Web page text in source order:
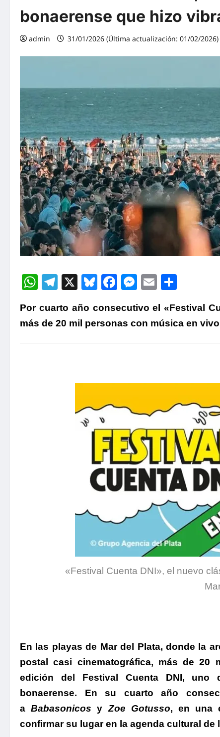
bonaerense que hizo
admin 31/01/2026 (Última actualización: 01/02/2026)
WhatsApp
Telegram
X Bluesky
Facebook
Messenger
Email
Por cuarto año consecutivo el «Festival
más de 20 mil personas con música en
«Festival Cuenta DNI», el nuevo
En las playas de Mar del Plata, donde la
postal casi cinematográfica, más de 20
edición del Festival Cuenta DNI, uno
bonaerense. En su cuarto año
aBabasonicos yZoe Gotusso, en una
confirmar su lugar en la agenda cultural de